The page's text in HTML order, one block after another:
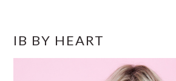
SIDEBAR
IB BY HEART